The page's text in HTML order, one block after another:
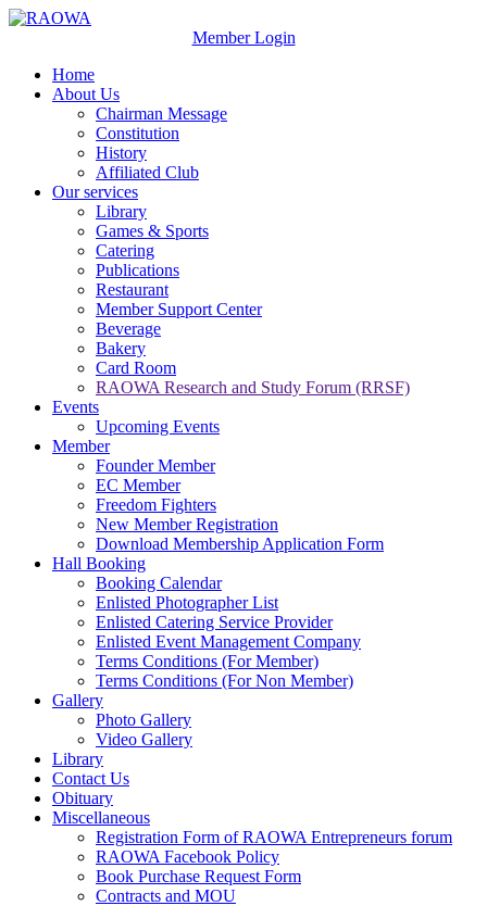
Member Login
Home
About Us
Chairman Message
Constitution
History
Affiliated Club
Our services
Library
Games & Sports
Catering
Publications
Restaurant
Member Support Center
Beverage
Bakery
Card Room
RAOWA Research and Study Forum (RRSF)
Events
Upcoming Events
Member
Founder Member
EC Member
Freedom Fighters
New Member Registration
Download Membership Application Form
Hall Booking
Booking Calendar
Enlisted Photographer List
Enlisted Catering Service Provider
Enlisted Event Management Company
Terms Conditions (For Member)
Terms Conditions (For Non Member)
Gallery
Photo Gallery
Video Gallery
Library
Contact Us
Obituary
Miscellaneous
Registration Form of RAOWA Entrepreneurs forum
RAOWA Facebook Policy
Book Purchase Request Form
Contracts and MOU